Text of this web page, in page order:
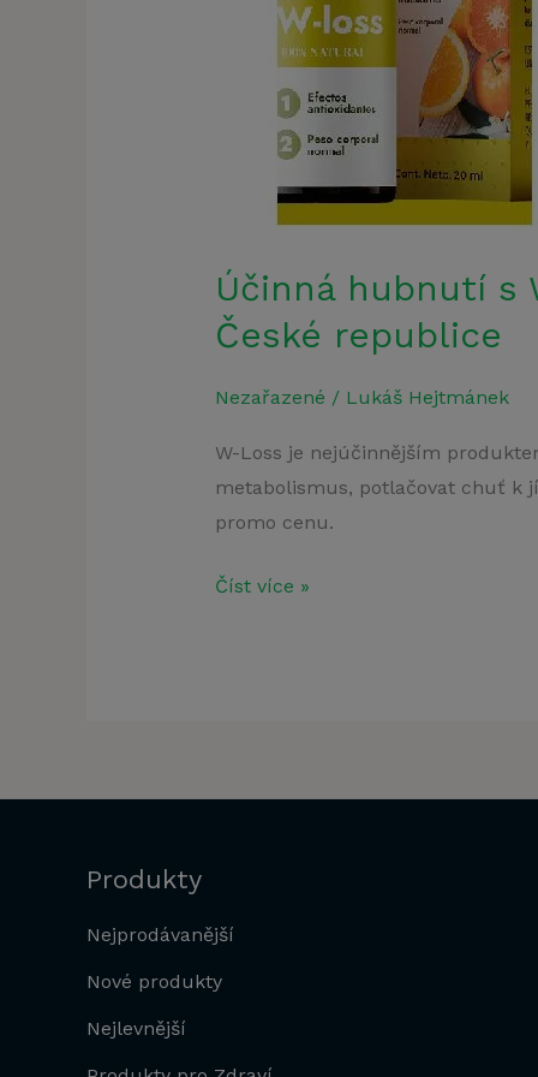
Účinná hubnutí s
České republice
Nezařazené / Lukáš Hejtmánek
W-Loss je nejúčinnějším
metabolismus, potlačovat chuť k
promo cenu.
Číst více »
Produkty
Nejprodávanější
Nové produkty
Nejlevnější